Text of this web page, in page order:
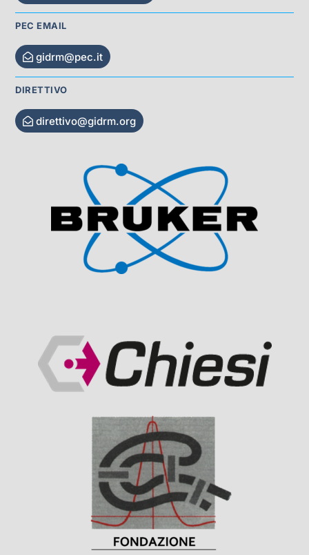
PEC EMAIL
gidrm@pec.it
DIRETTIVO
direttivo@gidrm.org
Visit Sponsor Page
Visit Sponsor Page
Visit Sponsor Page